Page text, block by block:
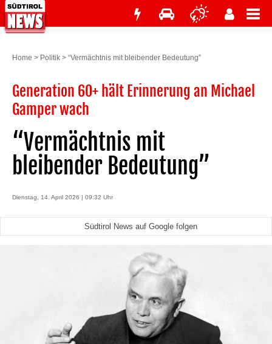
Home > Politik > “Vermächtnis mit bleibender Bedeutung”
Generation 60+ hält Erinnerung an Michael
Gamper wach
“Vermächtnis mit
bleibender Bedeutung”
Dienstag, 14. April 2026 | 09:32 Uhr
Südtirol News auf Google folgen